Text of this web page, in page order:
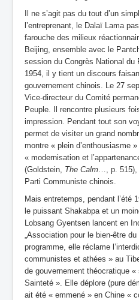
Il ne s’agit pas du tout d’un
l’entreprenant, le Dalaï Lama
farouche des milieux
Beijing, ensemble avec le
session du Congrès National du
1954, il y tient un discours
gouvernement chinois. Le 27
Vice-directeur du Comité
Peuple. Il rencontre plusieurs
impression. Pendant tout son
permet de visiter un grand
montre « plein d’enthousiasme
« modernisation et
(Goldstein, The Calm…, p. 515),
Parti Communiste chinois.
Mais entretemps, pendant l’été
le puissant Shakabpa et un
Lobsang Gyentsen lancent en
„Association pour le bien-être
programme, elle réclame
communistes et athées » au
de gouvernement théocratique
Sainteté ». Elle déplore (pure
ait été « emmené » en Chine «